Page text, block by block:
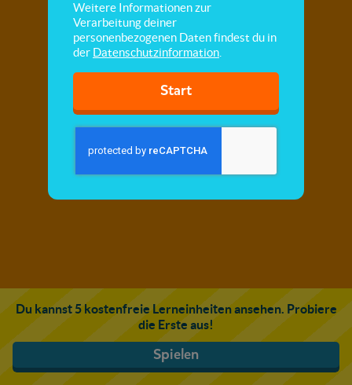
Du kannst 5 kostenfreie Lerneinheiten ansehen. Probiere
die Erste aus!
Spielen
Weitere Informationen zur
Verarbeitung deiner
personenbezogenen Daten findest du in
der Datenschutzinformation
Start